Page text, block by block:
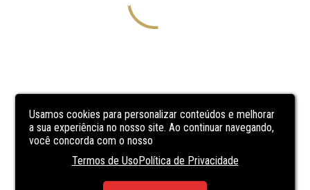
Usamos cookies para personalizar conteúdos e melhorar
a sua experiência no nosso site. Ao continuar navegando,
você concorda com o nosso
Termos de UsoPolítica de Privacidade